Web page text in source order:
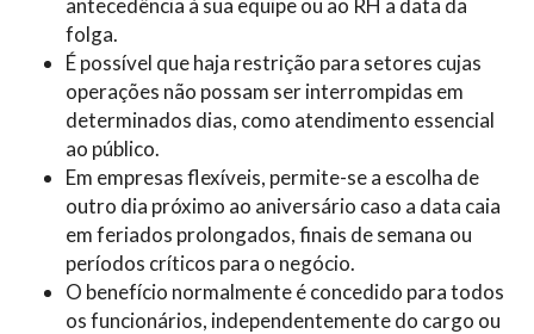
folga.
É possível que haja restrição para setores cujas
operações não possam ser interrompidas em
determinados dias, como atendimento essencial
ao público.
Em empresas flexíveis, permite-se a escolha de
outro dia próximo ao aniversário caso a data caia
em feriados prolongados, finais de semana ou
períodos críticos para o negócio.
O benefício normalmente é concedido para todos
os funcionários, independentemente do cargo ou